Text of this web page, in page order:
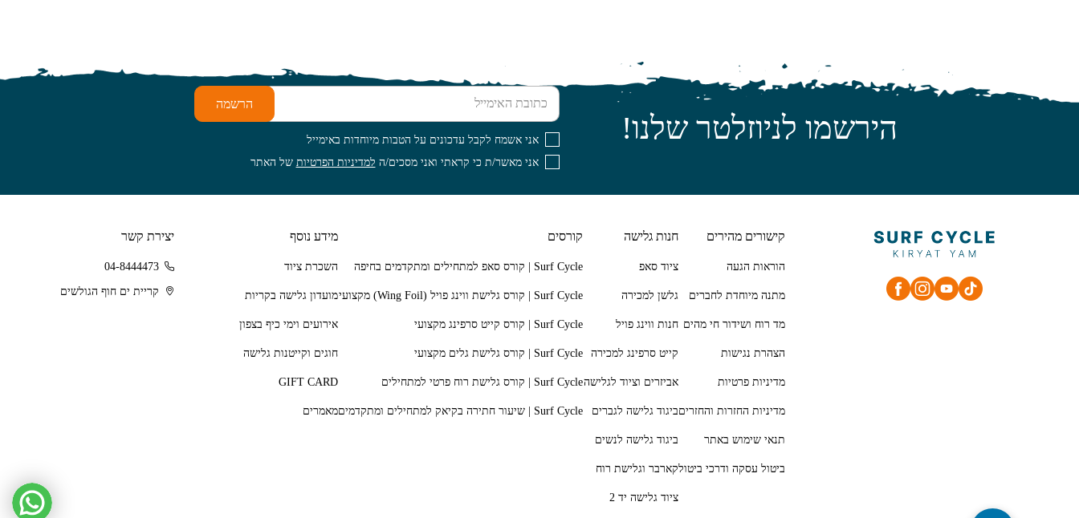
הירשמו לניוזלטר שלנו!
כתובת האימייל
הרשמה
אני אשמח לקבל עדכונים על הטבות מיוחדות באימייל
אני מאשר/ת כי קראתי ואני מסכים/ה למדיניות הפרטיות של האתר
קישורים מהירים
הוראות הגעה
מתנה מיוחדת לחברים
מד רוח ושידור חי מהים
הצהרת נגישות
מדיניות פרטיות
מדיניות החזרות והחזרים
תנאי שימוש באתר
ביטול עסקה ודרכי ביטול
חנות גלישה
ציוד סאפ
גלשן למכירה
חנות ווינג פויל
קייט סרפינג למכירה
אביזרים וציוד לגלישה
ביגוד גלישה לגברים
ביגוד גלישה לנשים
קארבר וגלישת רוח
ציוד גלישה יד 2
קורסים מידע נוסף
השכרת ציוד
מועדון גלישה בקריות
אירועים וימי כיף בצפון
חוגים וקייטנות גלישה
GIFT CARD
מאמרים
יצירת קשר
04-8444473
קריית ים חוף הגולשים